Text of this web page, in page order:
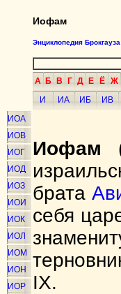
Иофам
Энциклопедия Брокгауза
А Б В Г Д Е Ё Ж
И
ИА ИБ ИВ
ИОА
ИОВ
ИОГ
ИОД
ИОЗ
ИОИ
ИОК
ИОЛ
ИОМ
ИОН
ИОР
Иофам
брата
себя
IX.